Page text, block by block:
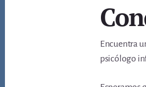
Encuentra
psicólogo